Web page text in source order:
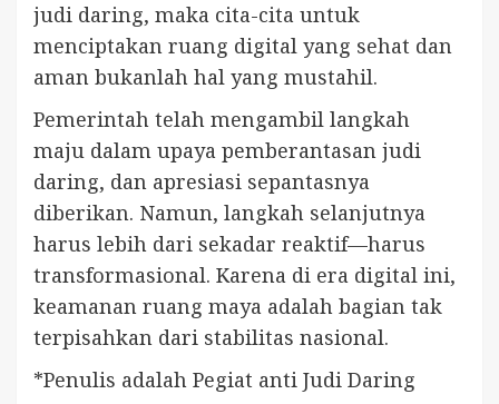
judi daring, maka cita-cita untuk
menciptakan ruang digital yang sehat dan
aman bukanlah hal yang mustahil.
Pemerintah telah mengambil langkah
maju dalam upaya pemberantasan judi
daring, dan apresiasi sepantasnya
diberikan. Namun, langkah selanjutnya
harus lebih dari sekadar reaktif—harus
transformasional. Karena di era digital ini,
keamanan ruang maya adalah bagian tak
terpisahkan dari stabilitas nasional.
*Penulis adalah Pegiat anti Judi Daring